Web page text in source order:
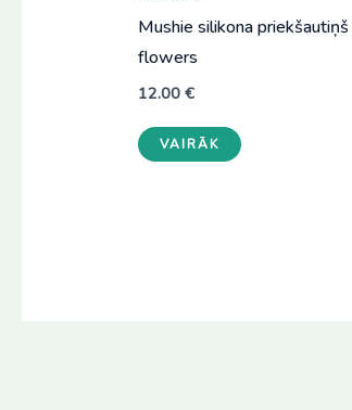
Mushie silikona
flowers
12.00 €
VAIRĀK